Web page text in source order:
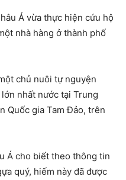
Á vừa thực hiện cứu hộ
nhà hàng ở thành phố
chủ nuôi tự nguyện
nhất nước tại Trung
Quốc gia Tam Đảo, trên
Á cho biết theo thông tin
quý, hiếm này đã được